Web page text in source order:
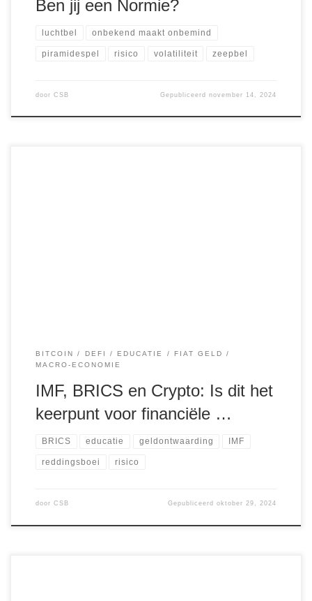
Ben jij een Normie?
luchtbel onbekend maakt onbemind
piramidespel risico volatiliteit zeepbel
door CSB Gepubliceerdnovember 14, 2024
BITCOIN DEFI EDUCATIE
FIAT GELD
MACRO-ECONOMIE
IMF, BRICS en Crypto: Is dit het
keerpunt voor financiële …
BRICS educatie geldontwaarding IMF
reddingsboei risico
door CSB Gepubliceerdoktober 29, 2024